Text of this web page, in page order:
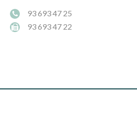
93 693 47 25
93 693 47 22